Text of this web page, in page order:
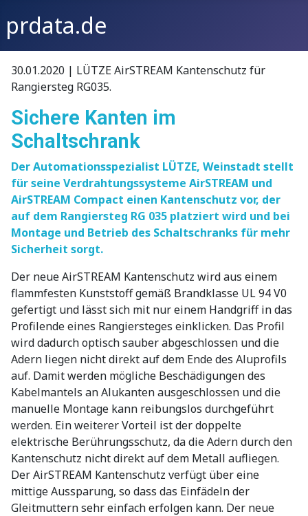
prdata.de
30.01.2020 | LÜTZE AirSTREAM Kantenschutz für
Rangiersteg RG035.
Sichere Kanten im
Schaltschrank
Der Automationsspezialist LÜTZE, Weinstadt stellt
für seine Verdrahtungssysteme AirSTREAM und
AirSTREAM Compact einen Kantenschutz vor, der
auf dem Rangiersteg RG 035 platziert wird und bei
Montage und Betrieb des Schaltschranks für mehr
Sicherheit sorgt.
Der neue AirSTREAM Kantenschutz wird aus einem
flammfesten Kunststoff gemäß Brandklasse UL 94 V0
gefertigt und lässt sich mit nur einem Handgriff in das
Profilende eines Rangiersteges einklicken. Das Profil
wird dadurch optisch sauber abgeschlossen und die
Adern liegen nicht direkt auf dem Ende des Aluprofils
auf. Damit werden mögliche Beschädigungen des
Kabelmantels an Alukanten ausgeschlossen und die
manuelle Montage kann reibungslos durchgeführt
werden. Ein weiterer Vorteil ist der doppelte
elektrische Berührungsschutz, da die Adern durch den
Kantenschutz nicht direkt auf dem Metall aufliegen.
Der AirSTREAM Kantenschutz verfügt über eine
mittige Aussparung, so dass das Einfädeln der
Gleitmuttern sehr einfach erfolgen kann. Der neue